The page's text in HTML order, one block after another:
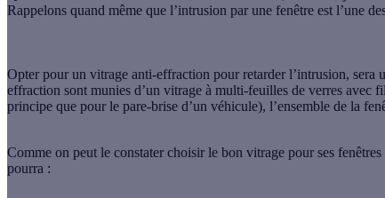
Rappelons quand même que l’intrusion par une fenêtre est l’une
Opter pour un vitrage anti-effraction pour retarder l’intrusion, sera
effraction sont munies d’un vitrage à multi-feuilles de verres avec
principe que pour le pare-brise d’un véhicule), l’ensemble de la
Comme on peut le constater choisir le bon vitrage pour ses fenêtres
pourra :